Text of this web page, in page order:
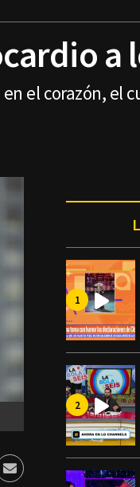
a
el corazón, el
Enviar